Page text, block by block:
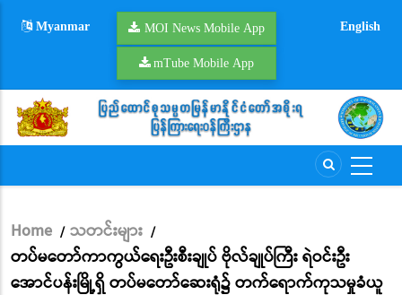
Myanmar MOI News Mobile App
mTube Mobile App
English
Breadcrumb
Home / သတင်းများ /
တပ်မတော်ကာကွယ်ရေးဦးစီးချုပ် ဗိုလ်ချုပ်ကြီး ရဲဝင်းဦး
အောင်ပန်းမြို့ရှိ တပ်မတော်ဆေးရုံ၌ တက်ရောက်ကုသမှုခံယူ